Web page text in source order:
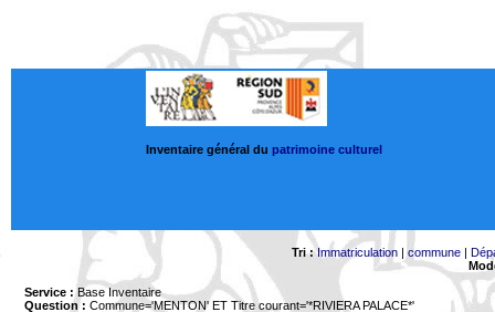
Inventaire général du patrimoine culturel
Tri : Immatriculation |commune |
Service : Base Inventaire
Question : Commune='MENTON' ET Titre courant='*RIVIERA PALACE*'